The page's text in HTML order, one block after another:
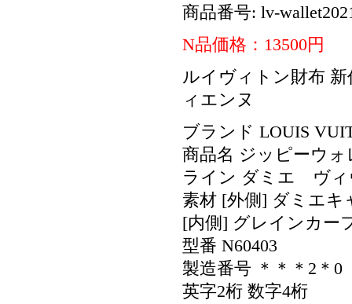
商品番号: lv-
N品価格：13500円
ルイヴィトン財布
ィエンヌ
ブランド LOUIS
商品名 ジッピーウォ
ライン ダミエ ヴィ
素材 [外側] ダミエキ
[内側] グレインカー
型番 N60403
製造番号 ＊＊＊2＊0
英字2桁 数字4桁